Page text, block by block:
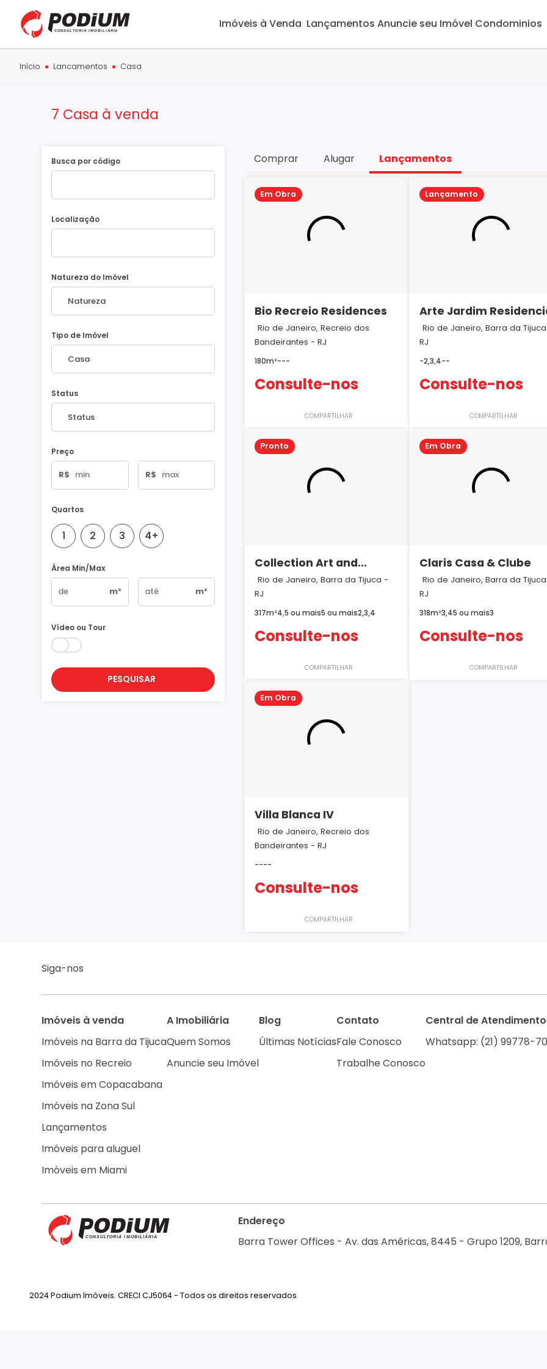
Imóveis à Venda Lançamentos Anuncie seu Imóvel Condominios
Início Lancamentos Casa
7 Casa à venda
Busca por código
Localização
Natureza do Imóvel
Tipo de Imóvel
Status
Preço
R$ R$
Quartos
1 2 3 4+
Área Min/Max
m² m²
Vídeo ou Tour
PESQUISAR
Comprar Alugar Lançamentos
Em Obra
Bio Recreio Residences
Rio de Janeiro, Recreio dos
Bandeirantes - RJ
180m²---
Consulte-nos
COMPARTILHAR
Lançamento
Arte Jardim
Barra
Rio de Janeiro, Barra da
RJ
-2,3,4--
Consulte-nos
COMPARTILHAR
Pronto
Collection Art and
Design Home
Rio de Janeiro, Barra da Tijuca -
RJ
317m²4,5 ou mais5 ou mais2,3,4
Consulte-nos
COMPARTILHAR
Em Obra
Claris Casa & Clube
Rio de Janeiro, Barra da
RJ
318m²3,45 ou mais3
Consulte-nos
COMPARTILHAR
Em Obra
Villa Blanca IV
Rio de Janeiro, Recreio dos
Bandeirantes - RJ
----
Consulte-nos
COMPARTILHAR
Siga-nos
Imóveis à venda
Imóveis na Barra da Tijuca
Imóveis no Recreio
Imóveis em Copacabana
Imóveis na Zona Sul
Lançamentos
Imóveis para aluguel
Imóveis em Miami
A Imobiliária
Quem Somos
Anuncie seu Imóvel
Blog
Últimas Notícias
Contato
Fale Conosco
Trabalhe Conosco
Central de Atendimento
Whatsapp: (21) 99778-
Endereço
Barra Tower Offices - Av. das Américas, 8445 - Grupo 1209,
2024 Podium Imóveis. CRECI CJ5064 - Todos os direitos reservados.